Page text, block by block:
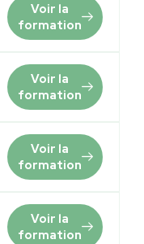
Voir la
formation
Voir la
formation
Voir la
formation
Voir la
formation